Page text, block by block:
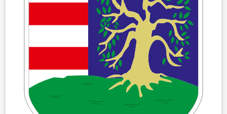
KÖZÖSSÉG
HÍREK
VÁLASZTÁSOK